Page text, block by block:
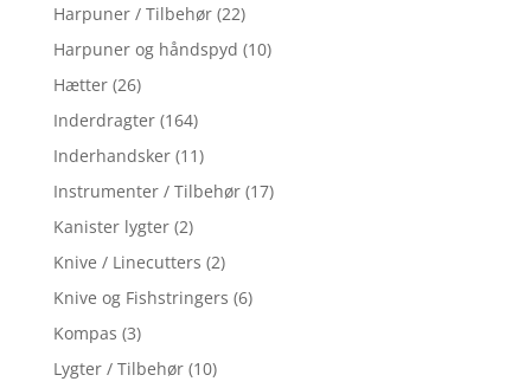
Harpuner / Tilbehør (22)
Harpuner og håndspyd (10)
Hætter (26)
Inderdragter (164)
Inderhandsker (11)
Instrumenter / Tilbehør (17)
Kanister lygter (2)
Knive / Linecutters (2)
Knive og Fishstringers (6)
Kompas (3)
Lygter / Tilbehør (10)